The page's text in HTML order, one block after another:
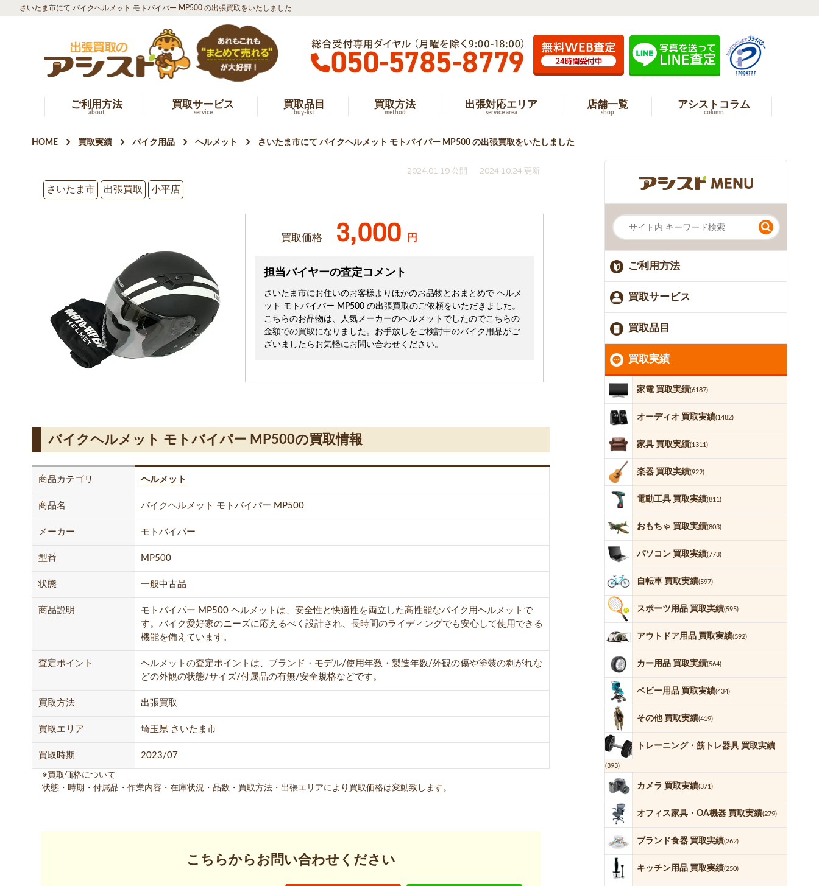
さいたま市にて バイクヘルメット モトバイパー MP500 の出張買取をいたしました
ご利用方法
about
買取サービス
service
買取品目
buy-list
買取方法
method
出張対応エリア
service area
店舗一覧
shop
アシストコラム
column
HOME 買取実績 バイク用品 ヘルメット さいたま市にて バイクヘルメット モトバイパー MP500 の出張買取をいたしました
2024.01.19 公開
2024.10.24 更新
さいたま市
出張買取 小平店
買取価格 3,000 円
担当バイヤーの査定コメント
さいたま市にお住いのお客様よりほかのお品物とおまとめで ヘルメ
ット モトバイパー MP500 の出張買取のご依頼をいただきました。
こちらのお品物は、人気メーカーのヘルメットでしたのでこちらの
金額での買取になりました。お手放しをご検討中のバイク用品がご
ざいましたらお気軽にお問い合わせください。
バイクヘルメット モトバイパー MP500の買取情報
商品カテゴリ ヘルメット
商品名 バイクヘルメット モトバイパー MP500
メーカー モトバイパー
型番 MP500
状態 一般中古品
商品説明
モトバイパー MP500 ヘルメットは、安全性と快適性を両立した高性能なバイク用ヘルメットで
す。バイク愛好家のニーズに応えるべく設計され、長時間のライディングでも安心して使用できる
機能を備えています。
査定ポイント
ヘルメットの査定ポイントは、ブランド・モデル/使用年数・製造年数/外観の傷や塗装の剥がれな
どの外観の状態/サイズ/付属品の有無/安全規格などです。
買取方法 出張買取
買取エリア 埼玉県 さいたま市
買取時期 2023/07
※買取価格について
状態・時期・付属品・作業内容・在庫状況・品数・買取方法・出張エリアにより買取価格は変動致します。
こちらからお問い合わせください
ご利用方法
買取サービス
買取品目
買取実績
家電 買取実績(6187)
オーディオ 買取実績(1482)
家具 買取実績(1311)
楽器 買取実績(922)
電動工具 買取実績(811)
おもちゃ 買取実績(803)
パソコン 買取実績(773)
自転車 買取実績(597)
スポーツ用品 買取実績(595)
アウトドア用品 買取実績(592)
カー用品 買取実績(564)
ベビー用品 買取実績(434)
その他 買取実績(419)
トレーニング・筋トレ器具 買取実績
(393)
カメラ 買取実績(371)
オフィス家具・OA機器 買取実績(279)
ブランド食器 買取実績(262)
キッチン用品 買取実績(250)